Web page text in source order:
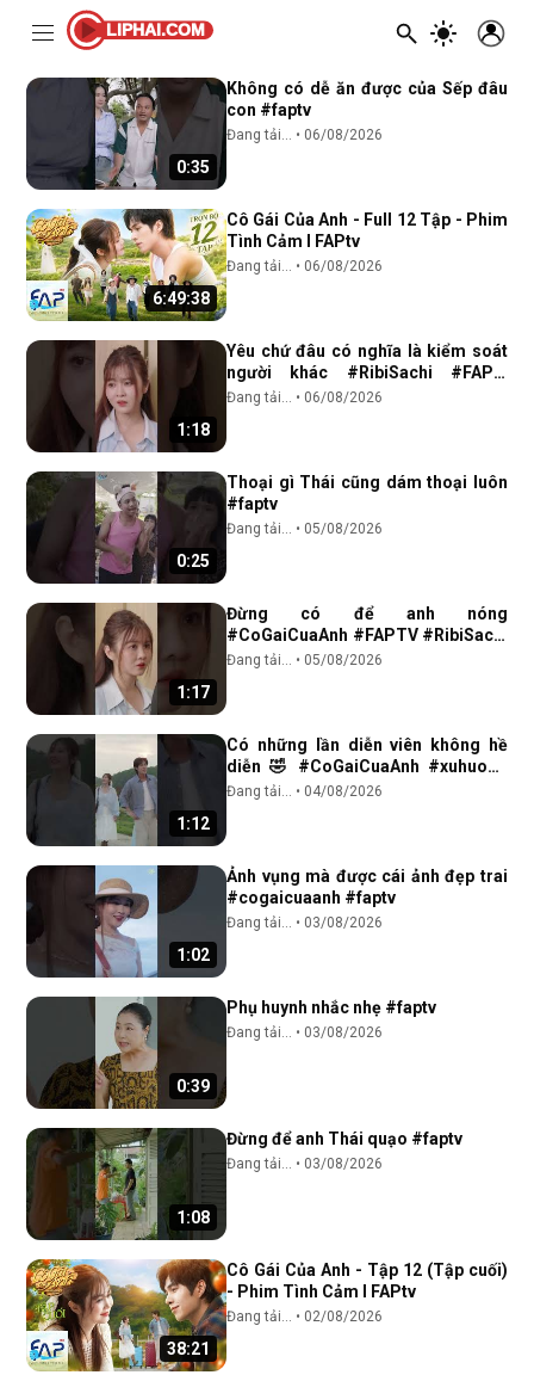
LIPHAI.COM
Tất cả hãy chọn giá đúng chương trình
0:35
Không có dễ ăn được của Sếp đâu
con #faptv
Đang tải... • 06/08/2026
6:49:38
Cô Gái Của Anh - Full 12 Tập - Phim
Tình Cảm I FAPtv
Đang tải... • 06/08/2026
1:18
Yêu chứ đâu có nghĩa là kiểm soát
người khác #RibiSachi #FAPtv
#reels #CoGaiCuaAnh #viral
Đang tải... • 06/08/2026
0:25
Thoại gì Thái cũng dám thoại luôn
#faptv
Đang tải... • 05/08/2026
1:17
Đừng có để anh nóng
#CoGaiCuaAnh #FAPTV #RibiSachi
#OtisDoNhatTruong
Đang tải... • 05/08/2026
1:12
Có những lần diễn viên không hề
diễn 🤣 #CoGaiCuaAnh #xuhuong
#FAPtv #reel #Ribi #Otis #tinhcam
Đang tải... • 04/08/2026
1:02
Ảnh vụng mà được cái ảnh đẹp trai
#cogaicuaanh #faptv
Đang tải... • 03/08/2026
0:39
Phụ huynh nhắc nhẹ #faptv
Đang tải... • 03/08/2026
1:08
Đừng để anh Thái quạo #faptv
Đang tải... • 03/08/2026
38:21
Cô Gái Của Anh - Tập 12 (Tập cuối)
- Phim Tình Cảm I FAPtv
Đang tải... • 02/08/2026